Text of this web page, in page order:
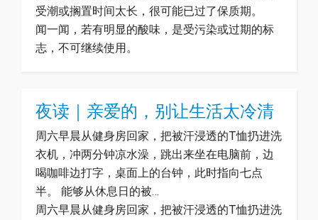
受潮或搁置时间太长，很可能已过了保质期。
闻一闻，若有明显的酸味，是受污染或过期的标
志，不可继续使用。
夜读｜亲爱的，别让生活太冷清
周六早晨从健身房回家，把被汗浸透的T恤扔进洗
衣机，冲两分钟凉水澡，跳出来坐在电脑前，边
喝咖啡边打字，桌面上的台钟，此时指向七点
半。 能够从休息日的被…
周六早晨从健身房回家，把被汗浸透的T恤扔进洗